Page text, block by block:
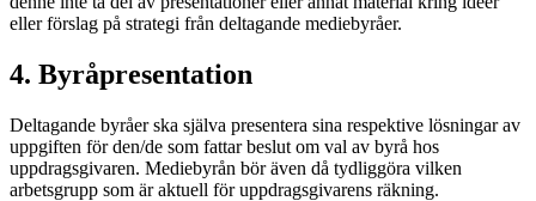
eller förslag på strategi från deltagande mediebyråer.
4. Byråpresentation
Deltagande byråer ska själva presentera sina respektive lösningar av
uppgiften för den/de som fattar beslut om val av byrå hos
uppdragsgivaren. Mediebyrån bör även då tydliggöra vilken
arbetsgrupp som är aktuell för uppdragsgivarens räkning.